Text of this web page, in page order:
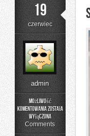
19
czerwiec
admin
Możliwość
komentowania
Składniki
lupą
została
wyłączona
Comments